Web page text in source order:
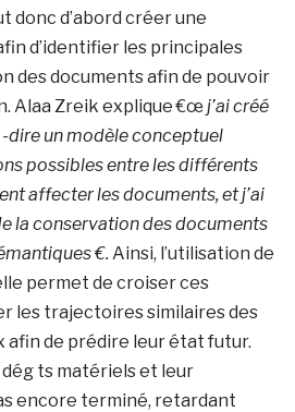
donc d’abord créer une
d’identifier les principales
des documents afin de pouvoir
Alaa Zreik explique €œ j’ai créé
-dire un modèle conceptuel
possibles entre les différents
affecter les documents, et j’ai
la conservation des documents
€. Ainsi, l’utilisation de
permet de croiser ces
les trajectoires similaires des
afin de prédire leur état futur.
ts matériels et leur
encore terminé, retardant